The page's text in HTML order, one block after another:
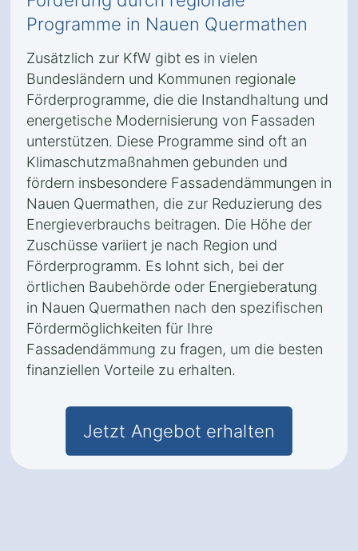
Programme in Nauen Quermathen
Zusätzlich zur KfW gibt es in vielen
Bundesländern und Kommunen regionale
Förderprogramme, die die Instandhaltung und
energetische Modernisierung von Fassaden
unterstützen. Diese Programme sind oft an
Klimaschutzmaßnahmen gebunden und
fördern insbesondere Fassadendämmungen in
Nauen Quermathen, die zur Reduzierung des
Energieverbrauchs beitragen. Die Höhe der
Zuschüsse variiert je nach Region und
Förderprogramm. Es lohnt sich, bei der
örtlichen Baubehörde oder Energieberatung
in Nauen Quermathen nach den spezifischen
Fördermöglichkeiten für Ihre
Fassadendämmung zu fragen, um die besten
finanziellen Vorteile zu erhalten.
Jetzt Angebot erhalten